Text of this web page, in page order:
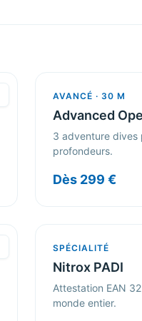
AVANCÉ · 30 M
Advanced
3 adventure dives
profondeurs.
Dès 299 €
SPÉCIALITÉ
Nitrox PADI
Attestation EAN
monde entier.